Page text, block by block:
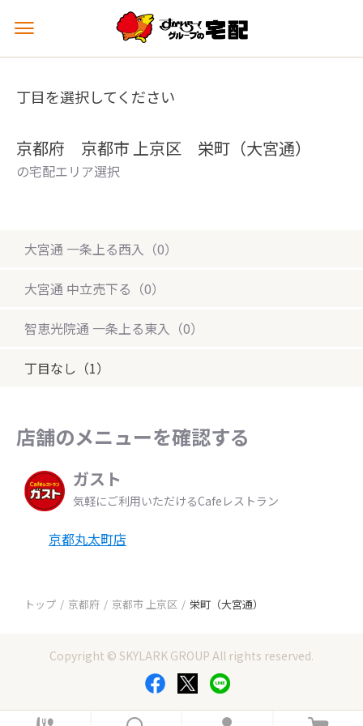
メ
ュ
を
丁目を選択してください
京都府 京都市 上京区 栄町（大宮通）
の宅配エリア選択
大宮通 一条上る西入（0）
大宮通 中立売下る（0）
智恵光院通 一条上る東入（0）
丁目なし（1）
店舗のメニューを確認する
ガスト
気軽にご利用いただけるCafeレストラン
京都丸太町店
トップ 京都府 京都市 上京区 栄町（大宮通）
Copyright © SKYLARK GROUP All rights reserved.